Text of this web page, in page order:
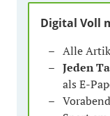
Digital Voll
Alle
Jeden
als E-